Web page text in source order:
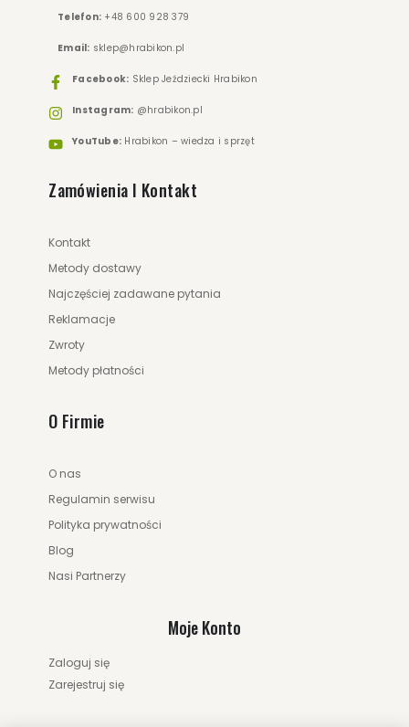
Telefon: +48 600 928 379
Email: sklep@hrabikon.pl
Facebook: Sklep Jeździecki Hrabikon
Instagram: @hrabikon.pl
YouTube: Hrabikon – wiedza i sprzęt
Zamówienia I Kontakt
Kontakt
Metody dostawy
Najczęściej zadawane pytania
Reklamacje
Zwroty
Metody płatności
O Firmie
O nas
Regulamin serwisu
Polityka prywatności
Blog
Nasi Partnerzy
Moje Konto
Zaloguj się
Zarejestruj się